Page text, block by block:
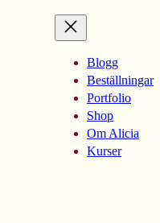
Blogg
Beställningar
Portfolio
Shop
Om Alicia
Kurser